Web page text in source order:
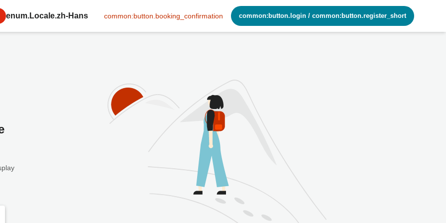
enum.Locale.zh-Hans common:button.booking_confirmation common:button.login / common:button.register_short